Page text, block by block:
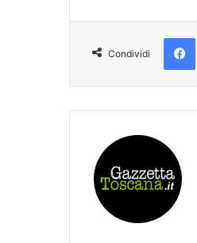
Condividi